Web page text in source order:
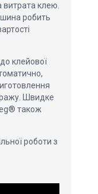
клею.
робить
клейової
Швидке
також
роботи з